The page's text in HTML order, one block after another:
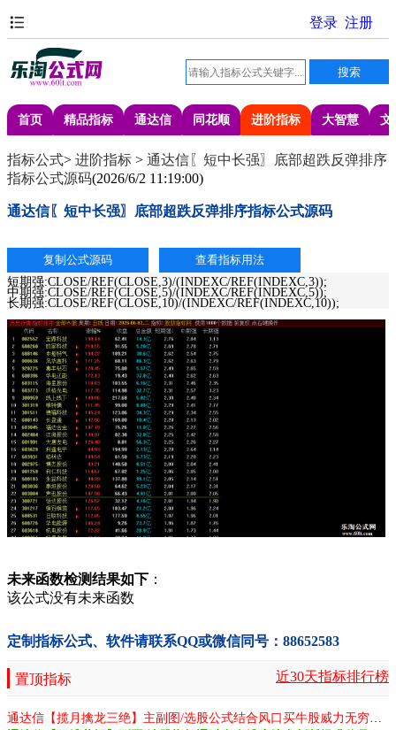
首页 精品指标 通达信 同花顺 进阶指标 大智慧 文
指标公式> 进阶指标 > 通达信〖短中长强〗底部超跌反弹排序
指标公式源码(2026/6/2 11:19:00)
通达信〖短中长强〗底部超跌反弹排序指标公式源码
短期强:CLOSE/REF(CLOSE,3)/(INDEXC/REF(INDEXC,3));
中期强:CLOSE/REF(CLOSE,5)/(INDEXC/REF(INDEXC,5));
长期强:CLOSE/REF(CLOSE,10)/(INDEXC/REF(INDEXC,10));
未来函数检测结果如下 ：
该公式没有未来函数
定制指标公式、软件请联系QQ或微信同号：88652583
置顶指标 近30天指标排行榜